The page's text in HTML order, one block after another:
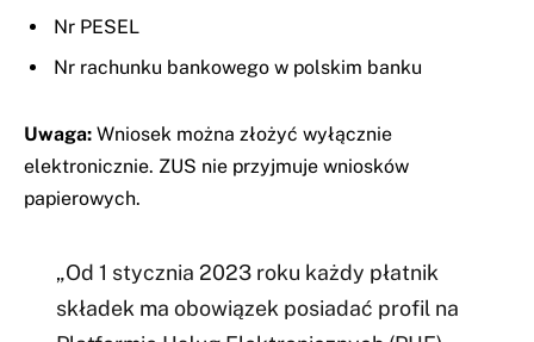
Nr PESEL
Nr rachunku bankowego w polskim banku
Uwaga: Wniosek można złożyć wyłącznie
elektronicznie. ZUS nie przyjmuje wniosków
papierowych.
„Od 1 stycznia 2023 roku każdy płatnik
składek ma obowiązek posiadać profil na